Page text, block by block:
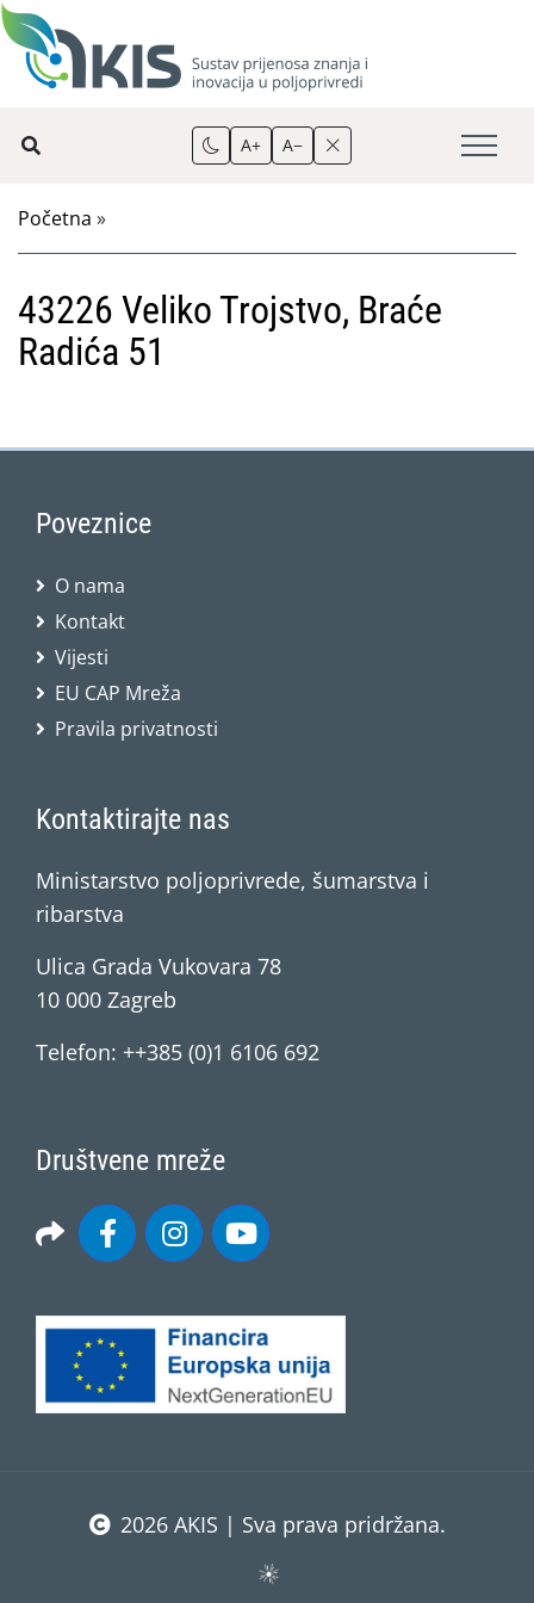
A+ A−
Početna »
43226 Veliko Trojstvo, Braće
Radića 51
Poveznice
O nama
Kontakt
Vijesti
EU CAP Mreža
Pravila privatnosti
Kontaktirajte nas
Ministarstvo poljoprivrede, šumarstva i
ribarstva
Ulica Grada Vukovara 78
10 000 Zagreb
Telefon: ++385 (0)1 6106 692
Društvene mreže
2026 AKIS | Sva prava pridržana.